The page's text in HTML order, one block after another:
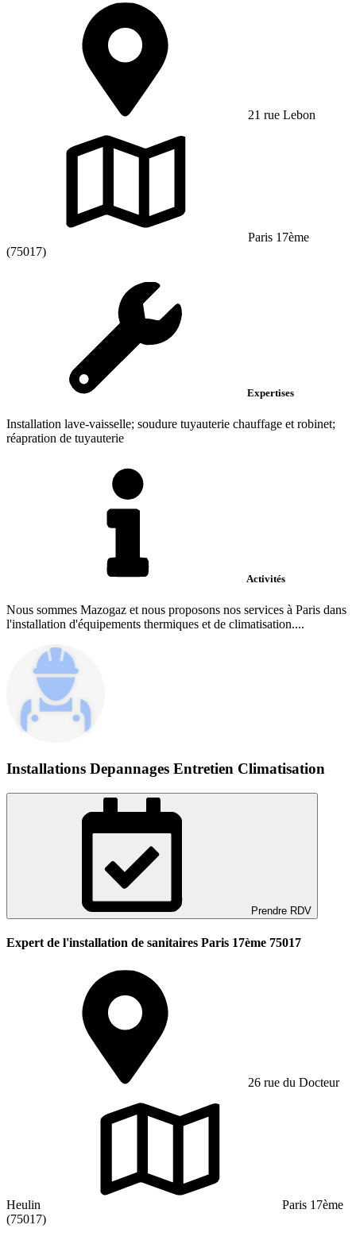
21 rue Lebon
Paris 17ème
(75017)
Expertises
Installation lave-vaisselle; soudure tuyauterie chauffage et robinet;
réapration de tuyauterie
Activités
Nous sommes Mazogaz et nous proposons nos services à Paris dans
l'installation d'équipements thermiques et de climatisation....
Installations Depannages Entretien Climatisation
Prendre RDV
Expert de l'installation de sanitaires Paris 17ème 75017
26 rue du Docteur
Heulin
Paris 17ème
(75017)